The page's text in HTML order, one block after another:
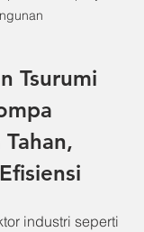
Tsurumi
industri seperti